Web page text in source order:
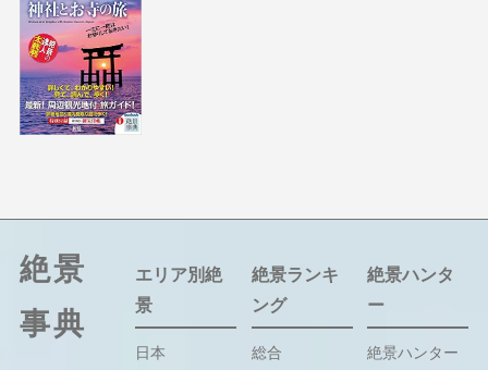
絶景
事典
エリア別絶
景
日本
絶景ランキ
ング
総合
絶景ハンタ
ー
絶景ハンター